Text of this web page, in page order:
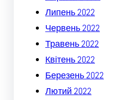
Липень 2022
Червень 2022
Травень 2022
Квітень 2022
Березень 2022
Лютий 2022